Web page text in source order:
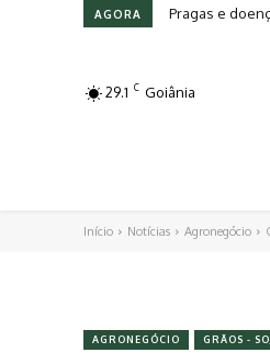
AGORA Pragas e
Leilões em
29.1 C Goiânia
Início Notícias Agronegócio
AGRONEGÓCIO GRÃOS -